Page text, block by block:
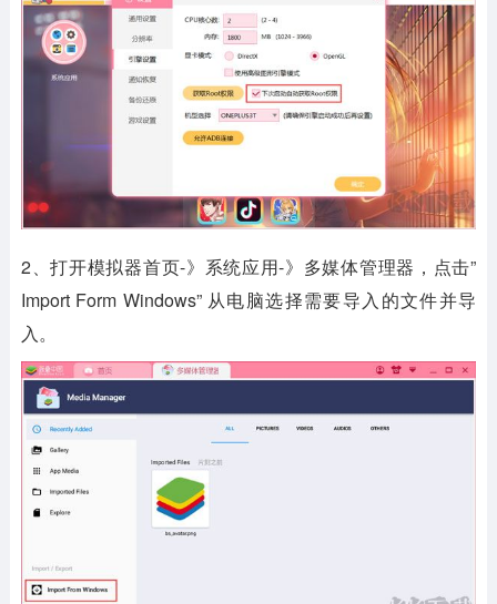
2、打开模拟器首页-》系统应用-》多媒体管理器，点击”
Import Form Windows” 从电脑选择需要导入的文件并导
入。